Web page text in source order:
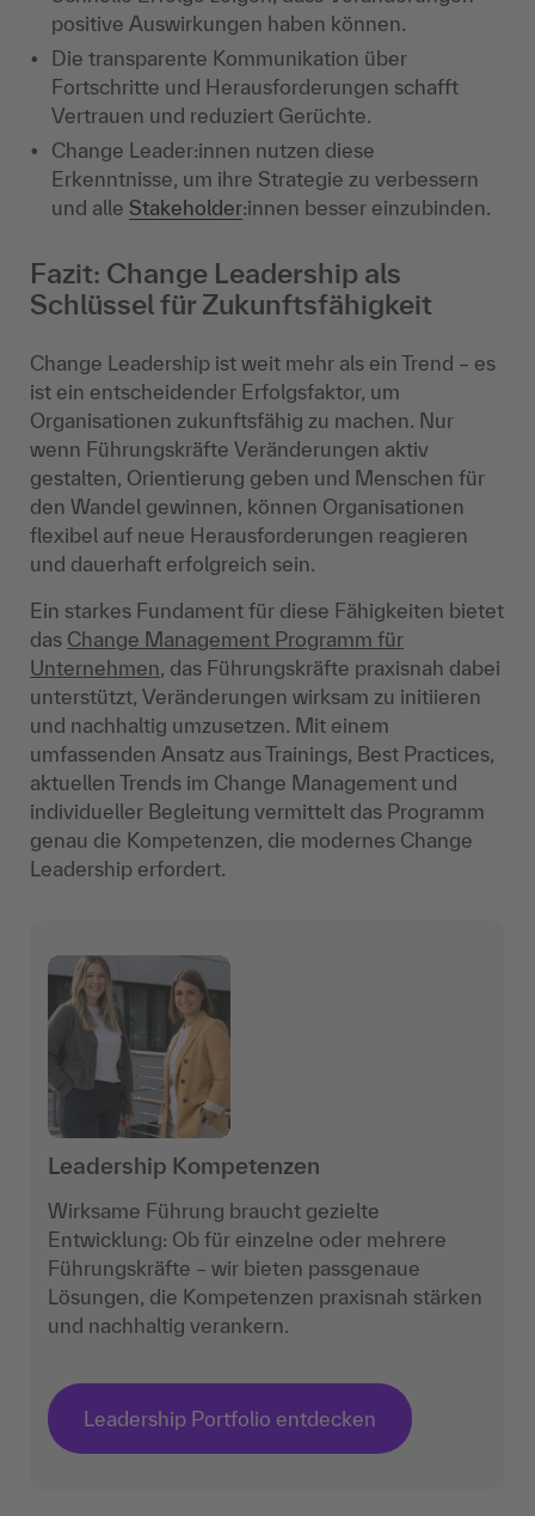
positive Auswirkungen haben können.
Die transparente Kommunikation über
Fortschritte und Herausforderungen schafft
Vertrauen und reduziert Gerüchte.
Change Leader:innen nutzen diese
Erkenntnisse, um ihre Strategie zu verbessern
und alle Stakeholder:innen besser einzubinden.
Fazit: Change Leadership als
Schlüssel für Zukunftsfähigkeit
Change Leadership ist weit mehr als ein Trend – es
ist ein entscheidender Erfolgsfaktor, um
Organisationen zukunftsfähig zu machen. Nur
wenn Führungskräfte Veränderungen aktiv
gestalten, Orientierung geben und Menschen für
den Wandel gewinnen, können Organisationen
flexibel auf neue Herausforderungen reagieren
und dauerhaft erfolgreich sein.
Ein starkes Fundament für diese Fähigkeiten bietet
das Change Management Programm für
Unternehmen, das Führungskräfte praxisnah dabei
unterstützt, Veränderungen wirksam zu initiieren
und nachhaltig umzusetzen. Mit einem
umfassenden Ansatz aus Trainings, Best Practices,
aktuellen Trends im Change Management und
individueller Begleitung vermittelt das Programm
genau die Kompetenzen, die modernes Change
Leadership erfordert.
Leadership Kompetenzen
Wirksame Führung braucht gezielte
Entwicklung: Ob für einzelne oder mehrere
Führungskräfte – wir bieten passgenaue
Lösungen, die Kompetenzen praxisnah stärken
und nachhaltig verankern.
Leadership Portfolio entdecken